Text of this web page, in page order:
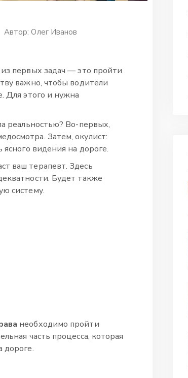
Автор:Олег Иванов
первых задач — это пройти
важно, чтобы водители
Для этого и нужна
реальностью? Во-первых,
Затем, окулист:
видения на дороге.
ваш терапевт. Здесь
Будет также
систему.
необходимо пройти
часть процесса, которая
дороге.